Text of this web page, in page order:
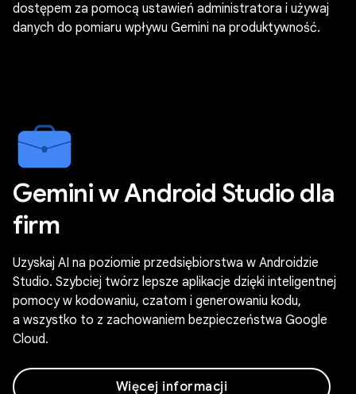
dostępem za pomocą ustawień administratora i używaj
danych do pomiaru wpływu Gemini na produktywność.
Gemini w Android Studio dla
firm
Uzyskaj AI na poziomie przedsiębiorstwa w Androidzie
Studio. Szybciej twórz lepsze aplikacje dzięki inteligentnej
pomocy w kodowaniu, czatom i generowaniu kodu,
a wszystko to z zachowaniem bezpieczeństwa Google
Cloud.
Więcej informacji